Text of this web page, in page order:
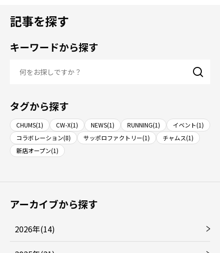
記事を探す
キーワードから探す
タグから探す
CHUMS(1) CW-X(1) NEWS(1) RUNNING(1)
イベント(1)
コラボレーション(8)
サッポロファクトリー(1)
チャムス(1)
新店オープン(1)
アーカイブから探す
2026年(14)